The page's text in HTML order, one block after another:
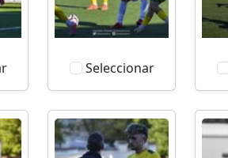
Seleccionar